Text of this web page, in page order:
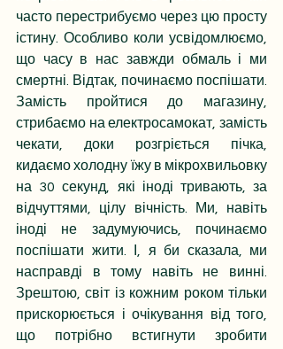
часто перестрибуємо через цю просту
істину. Особливо коли усвідомлюємо,
що часу в нас завжди обмаль і ми
смертні. Відтак, починаємо поспішати.
Замість пройтися до магазину,
стрибаємо на електросамокат, замість
чекати, доки розгріється пічка,
кидаємо холодну їжу в мікрохвильовку
на 30 секунд, які іноді тривають, за
відчуттями, цілу вічність. Ми, навіть
іноді не задумуючись, починаємо
поспішати жити. І, я би сказала, ми
насправді в тому навіть не винні.
Зрештою, світ із кожним роком тільки
прискорюється і очікування від того,
що потрібно встигнути зробити